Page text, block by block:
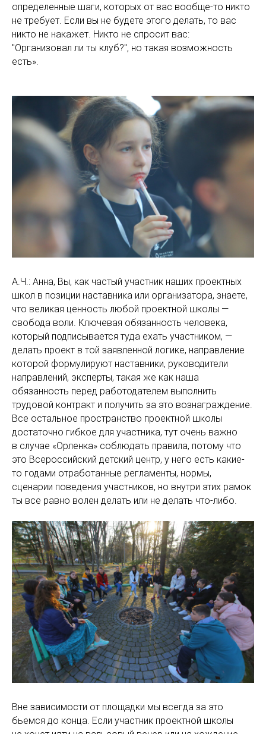
определенные шаги, которых от вас вообще-то никто
не требует. Если вы не будете этого делать, то вас
никто не накажет. Никто не спросит вас:
"Организовал ли ты клуб?", но такая возможность
есть».
А.Ч.: Анна, Вы, как частый участник наших проектных
школ в позиции наставника или организатора, знаете,
что великая ценность любой проектной школы —
свобода воли. Ключевая обязанность человека,
который подписывается туда ехать участником, —
делать проект в той заявленной логике, направление
которой формулируют наставники, руководители
направлений, эксперты, такая же как наша
обязанность перед работодателем выполнить
трудовой контракт и получить за это вознаграждение.
Все остальное пространство проектной школы
достаточно гибкое для участника, тут очень важно
в случае «Орленка» соблюдать правила, потому что
это Всероссийский детский центр, у него есть какие-
то годами отработанные регламенты, нормы,
сценарии поведения участников, но внутри этих рамок
ты все равно волен делать или не делать что-либо.
Вне зависимости от площадки мы всегда за это
бьемся до конца. Если участник проектной школы